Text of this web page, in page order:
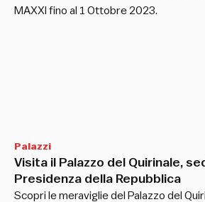
MAXXI fino al 1 Ottobre 2023.
Palazzi
Visita il Palazzo del Quirinale,
Presidenza della Repubblica
Scopri le meraviglie del Palazzo del